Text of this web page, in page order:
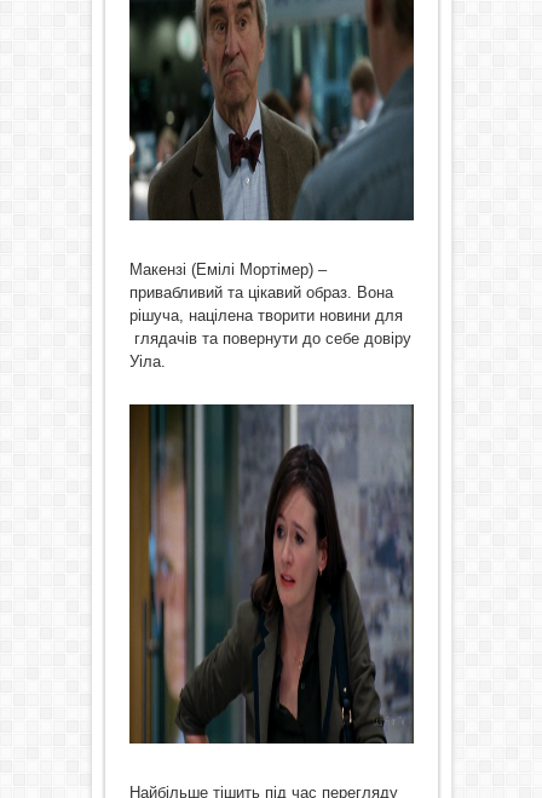
Макензі (Емілі Мортімер) –
привабливий та цікавий образ. Вона
рішуча, націлена творити новини для
глядачів та повернути до себе довіру
Уіла.
Найбільше тішить під час перегляду